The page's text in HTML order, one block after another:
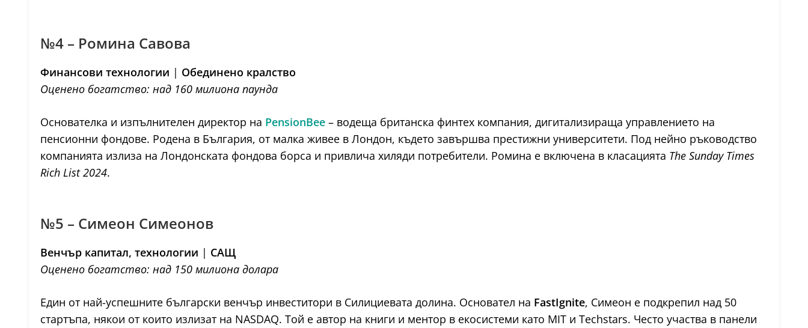
№4 – Ромина Савова
Финансови технологии | Обединено кралство
Оценено богатство: над 160 милиона паунда
Основателка и изпълнителен директор на PensionBee – водеща британска финтех компания, дигитализираща управлението на
пенсионни фондове. Родена в България, от малка живее в Лондон, където завършва престижни университети. Под нейно ръководство
компанията излиза на Лондонската фондова борса и привлича хиляди потребители. Ромина е включена в класацията The Sunday Times
Rich List 2024.
№5 – Симеон Симеонов
Венчър капитал, технологии | САЩ
Оценено богатство: над 150 милиона долара
Един от най-успешните български венчър инвеститори в Силициевата долина. Основател на FastIgnite, Симеон е подкрепил над 50
стартъпа, някои от които излизат на NASDAQ. Той е автор на книги и ментор в екосистеми като MIT и Techstars. Често участва в панели